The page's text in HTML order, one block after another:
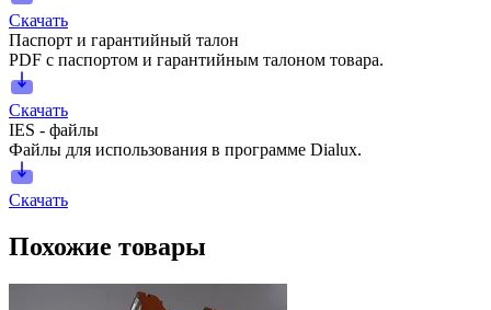
Скачать
Паспорт и гарантийный талон
PDF с паспортом и гарантийным талоном товара.
Скачать
IES - файлы
Файлы для использования в программе Dialux.
Скачать
Похожие товары